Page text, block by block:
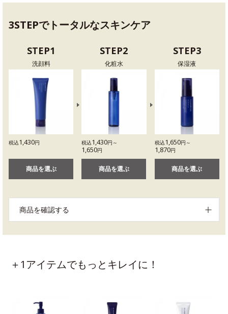
3STEPでトータルなスキンケア
STEP1
洗顔料
税込1,430円
商品を選ぶ
STEP2
化粧水
税込1,430円～
1,650円
商品を選ぶ
STEP3
保湿液
税込1,650円～
1,870円
商品を選ぶ
商品を確認する
＋1アイテムでもっとキレイに！